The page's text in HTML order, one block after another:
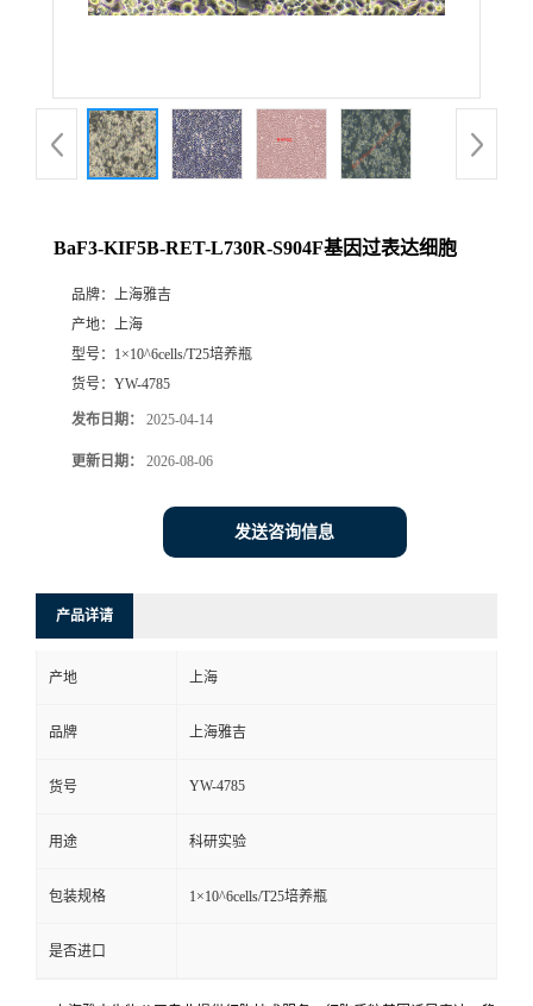
BaF3-KIF5B-RET-L730R-S904F基因过表达细胞
品牌： 上海雅吉
产地： 上海
型号： 1×10^6cells/T25培养瓶
货号： YW-4785
发布日期： 2025-04-14
更新日期： 2026-08-06
发送咨询信息
产品详请
产地 上海
品牌 上海雅吉
货号 YW-4785
用途 科研实验
包装规格 1×10^6cells/T25培养瓶
是否进口